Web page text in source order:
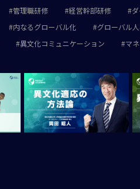
管理職研修 経営幹部研修
内なるグローバル化 グローバル
異文化コミュニケーション マ